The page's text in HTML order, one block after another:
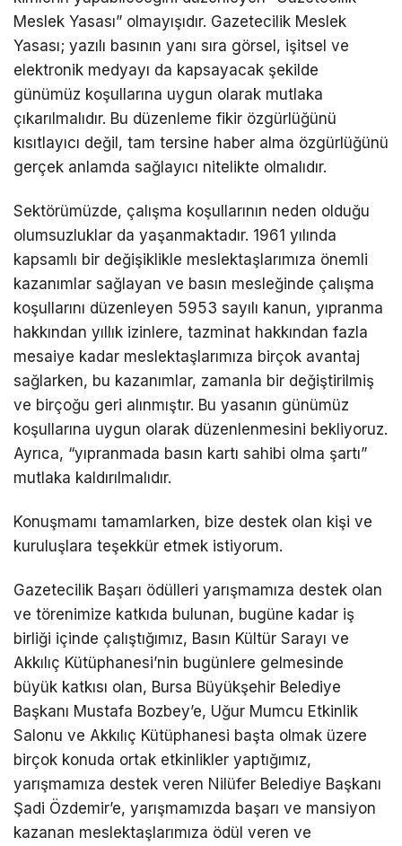
Meslek Yasası” olmayışıdır. Gazetecilik Meslek
Yasası; yazılı basının yanı sıra görsel, işitsel ve
elektronik medyayı da kapsayacak şekilde
günümüz koşullarına uygun olarak mutlaka
çıkarılmalıdır. Bu düzenleme fikir özgürlüğünü
kısıtlayıcı değil, tam tersine haber alma özgürlüğünü
gerçek anlamda sağlayıcı nitelikte olmalıdır.
Sektörümüzde, çalışma koşullarının neden olduğu
olumsuzluklar da yaşanmaktadır. 1961 yılında
kapsamlı bir değişiklikle meslektaşlarımıza önemli
kazanımlar sağlayan ve basın mesleğinde çalışma
koşullarını düzenleyen 5953 sayılı kanun, yıpranma
hakkından yıllık izinlere, tazminat hakkından fazla
mesaiye kadar meslektaşlarımıza birçok avantaj
sağlarken, bu kazanımlar, zamanla bir değiştirilmiş
ve birçoğu geri alınmıştır. Bu yasanın günümüz
koşullarına uygun olarak düzenlenmesini bekliyoruz.
Ayrıca, “yıpranmada basın kartı sahibi olma şartı”
mutlaka kaldırılmalıdır.
Konuşmamı tamamlarken, bize destek olan kişi ve
kuruluşlara teşekkür etmek istiyorum.
Gazetecilik Başarı ödülleri yarışmamıza destek olan
ve törenimize katkıda bulunan, bugüne kadar iş
birliği içinde çalıştığımız, Basın Kültür Sarayı ve
Akkılıç Kütüphanesi’nin bugünlere gelmesinde
büyük katkısı olan, Bursa Büyükşehir Belediye
Başkanı Mustafa Bozbey’e, Uğur Mumcu Etkinlik
Salonu ve Akkılıç Kütüphanesi başta olmak üzere
birçok konuda ortak etkinlikler yaptığımız,
yarışmamıza destek veren Nilüfer Belediye Başkanı
Şadi Özdemir’e, yarışmamızda başarı ve mansiyon
kazanan meslektaşlarımıza ödül veren ve